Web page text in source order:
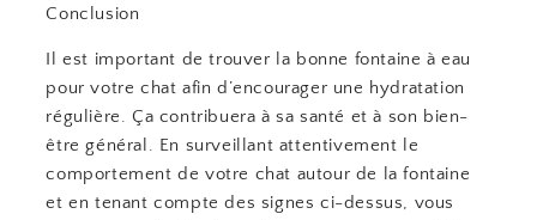
Conclusion
Il est important de trouver la bonne fontaine à eau
pour votre chat afin d’encourager une hydratation
régulière. Ça contribuera à sa santé et à son bien-
être général. En surveillant attentivement le
comportement de votre chat autour de la fontaine
et en tenant compte des signes ci-dessus, vous